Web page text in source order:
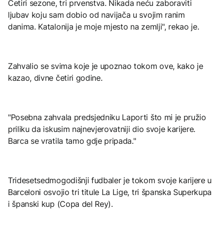
Četiri sezone, tri prvenstva. Nikada neću zaboraviti
ljubav koju sam dobio od navijača u svojim ranim
danima. Katalonija je moje mjesto na zemlji", rekao je.
Zahvalio se svima koje je upoznao tokom ove, kako je
kazao, divne četiri godine.
"Posebna zahvala predsjedniku Laporti što mi je pružio
priliku da iskusim najnevjerovatniji dio svoje karijere.
Barca se vratila tamo gdje pripada."
Tridesetsedmogodišnji fudbaler je tokom svoje karijere u
Barceloni osvojio tri titule La Lige, tri španska Superkupa
i španski kup (Copa del Rey).